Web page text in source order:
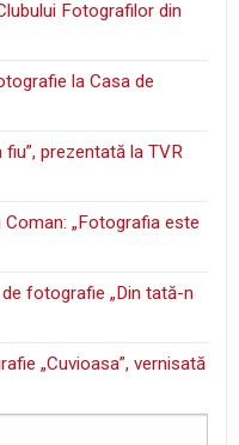
Fotografilor din
la Casa de
prezentată la TVR
„Fotografia este
fotografie „Din tată-n
„Cuvioasa”, vernisată